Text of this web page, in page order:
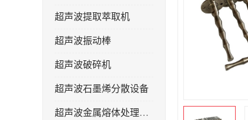
超声波提取萃取机
超声波振动棒
超声波破碎机
超声波石墨烯分散设备
超声波金属熔体处理设备